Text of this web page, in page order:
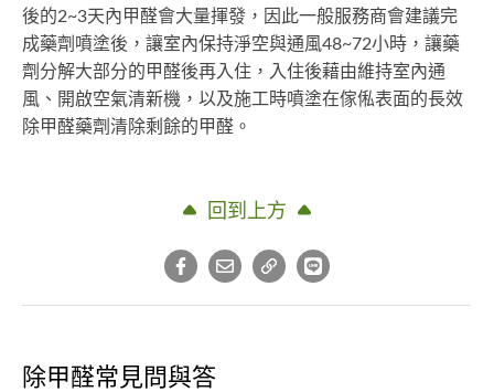
後的2~3天內甲醛會大量揮發，因此一般服務商會建議完
成藥劑噴塗後，讓室內保持淨空與通風48~72小時，讓藥
劑分解大部分的甲醛後再入住，入住後藉由維持室內通
風、開啟空氣清新機，以及施工時噴塗在傢俬表面的長效
除甲醛藥劑清除剩餘的甲醛。
回到上方
除甲醛常見問與答